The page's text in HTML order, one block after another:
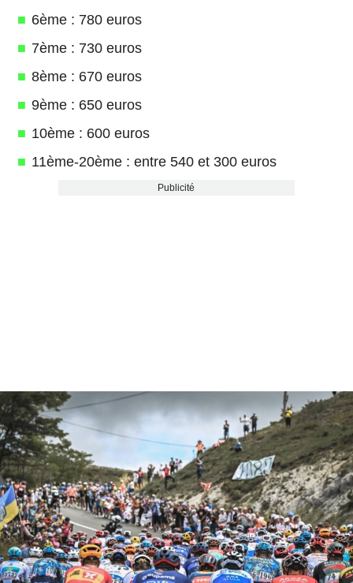
6ème : 780 euros
7ème : 730 euros
8ème : 670 euros
9ème : 650 euros
10ème : 600 euros
11ème-20ème : entre 540 et 300 euros
Publicité